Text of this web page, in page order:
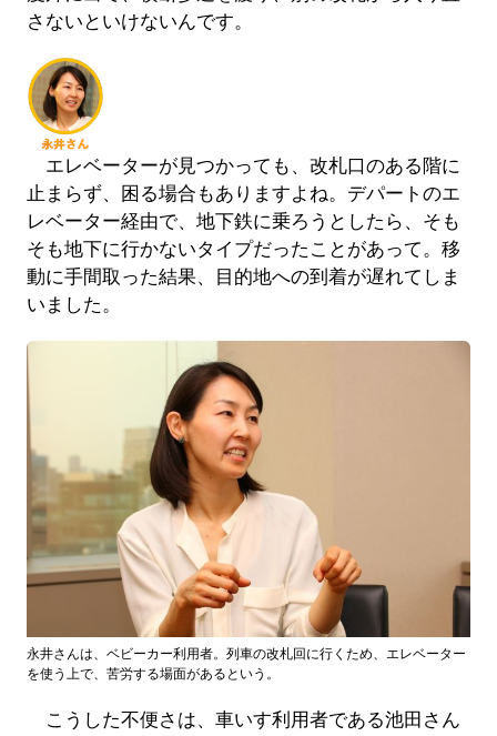
さないといけないんです。
エレベーターが見つかっても、改札口のある階に
止まらず、困る場合もありますよね。デパートのエ
レベーター経由で、地下鉄に乗ろうとしたら、そも
そも地下に行かないタイプだったことがあって。移
動に手間取った結果、目的地への到着が遅れてしま
いました。
永井さんは、ベビーカー利用者。列車の改札回に行くため、エレベーター
を使う上で、苦労する場面があるという。
こうした不便さは、車いす利用者である池田さん